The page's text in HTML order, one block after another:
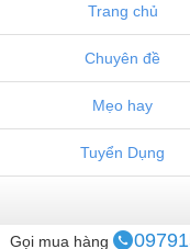
Trang chủ
Chuyên đề
Mẹo hay
Tuyển Dụng
Gọi mua hàng